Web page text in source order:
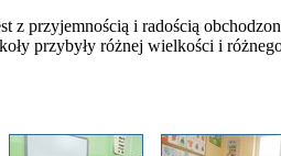
z przyjemnością i radością
przybyły różnej wielkości i